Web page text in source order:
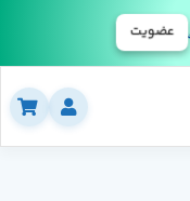
عضویت